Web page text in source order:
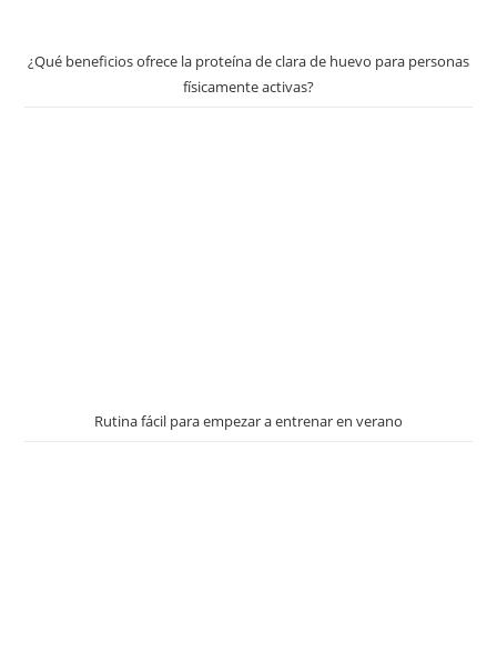
¿Qué beneficios ofrece la proteína de clara de huevo para personas
físicamente activas?
Rutina fácil para empezar a entrenar en verano